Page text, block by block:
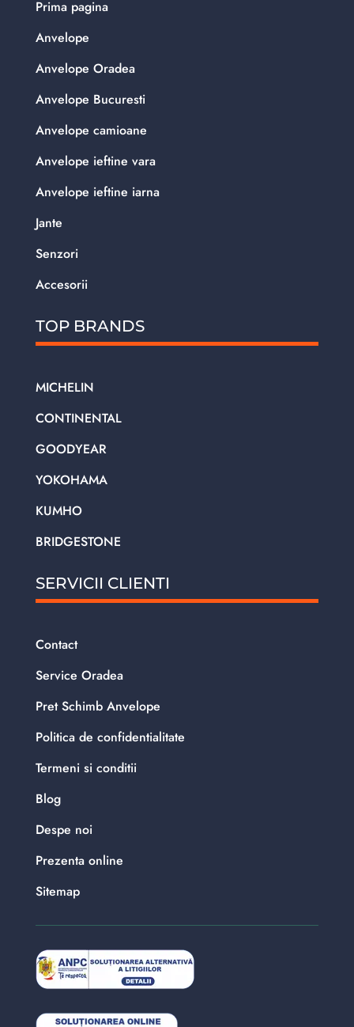
Prima pagina
Anvelope
Anvelope Oradea
Anvelope Bucuresti
Anvelope camioane
Anvelope ieftine vara
Anvelope ieftine iarna
Jante
Senzori
Accesorii
TOP BRANDS
MICHELIN
CONTINENTAL
GOODYEAR
YOKOHAMA
KUMHO
BRIDGESTONE
SERVICII CLIENTI
Contact
Service Oradea
Pret Schimb Anvelope
Politica de confidentialitate
Termeni si conditii
Blog
Despe noi
Prezenta online
Sitemap